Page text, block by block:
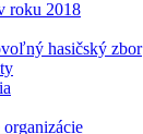
roku 2018
hasičský zbor
organizácie